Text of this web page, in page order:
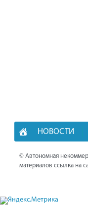
НОВОСТИ
© Автономная
материалов ссылка на